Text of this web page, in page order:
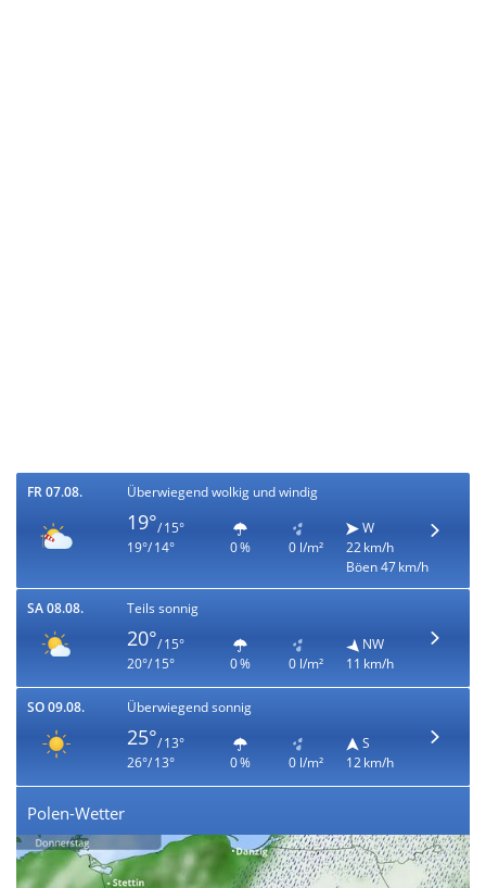
FR 07.08. Überwiegend wolkig und windig
19°/ 15°
19°/ 14°
0 % 0 l/m²
W
22 km/h
Böen 47 km/h
SA 08.08. Teils sonnig
20°/ 15°
20°/ 15°
0 % 0 l/m²
NW
11 km/h
SO 09.08. Überwiegend sonnig
25°/ 13°
26°/ 13°
0 % 0 l/m²
S
12 km/h
Polen-Wetter